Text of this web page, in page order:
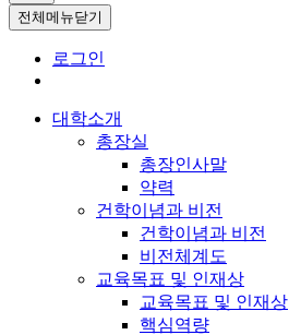
전체메뉴닫기
로그인
대학소개
총장실
총장인사말
약력
건학이념과 비전
건학이념과 비전
비전체계도
교육목표 및 인재상
교육목표 및 인재상
핵심역량